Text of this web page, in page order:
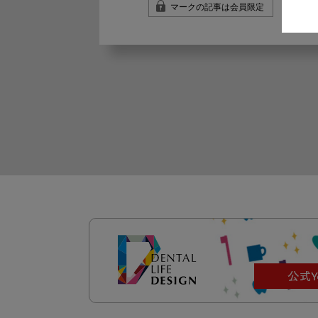
マークの記事は会員限定